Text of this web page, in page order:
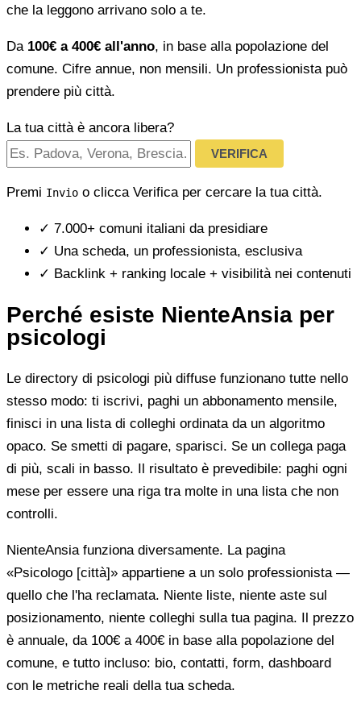
che la leggono arrivano solo a te.
Da 100€ a 400€ all'anno, in base alla popolazione del
comune. Cifre annue, non mensili. Un professionista può
prendere più città.
La tua città è ancora libera?
VERIFICA
Premi Invio o clicca Verifica per cercare la tua città.
✓ 7.000+ comuni italiani da presidiare
✓ Una scheda, un professionista, esclusiva
✓ Backlink + ranking locale + visibilità nei contenuti
Perché esiste NienteAnsia per
psicologi
Le directory di psicologi più diffuse funzionano tutte nello
stesso modo: ti iscrivi, paghi un abbonamento mensile,
finisci in una lista di colleghi ordinata da un algoritmo
opaco. Se smetti di pagare, sparisci. Se un collega paga
di più, scali in basso. Il risultato è prevedibile: paghi ogni
mese per essere una riga tra molte in una lista che non
controlli.
NienteAnsia funziona diversamente. La pagina
«Psicologo [città]» appartiene a un solo professionista —
quello che l'ha reclamata. Niente liste, niente aste sul
posizionamento, niente colleghi sulla tua pagina. Il prezzo
è annuale, da 100€ a 400€ in base alla popolazione del
comune, e tutto incluso: bio, contatti, form, dashboard
con le metriche reali della tua scheda.